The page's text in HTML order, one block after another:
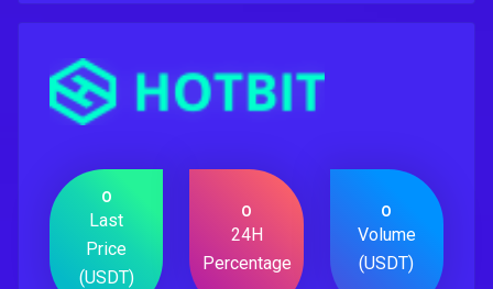
0
Last
Price
(USDT)
0
24H
Percentage
0
Volume
(USDT)